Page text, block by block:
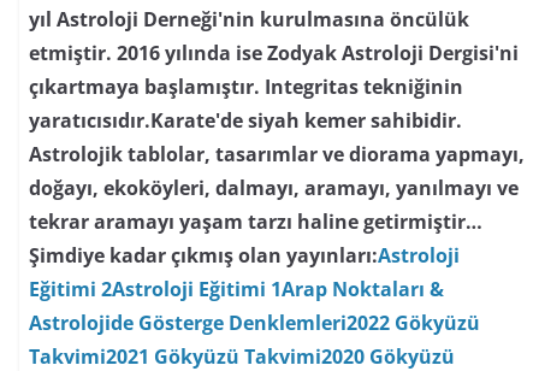
yıl Astroloji Derneği'nin kurulmasına öncülük
etmiştir. 2016 yılında ise Zodyak Astroloji Dergisi'ni
çıkartmaya başlamıştır. Integritas tekniğinin
yaratıcısıdır.Karate'de siyah kemer sahibidir.
Astrolojik tablolar, tasarımlar ve diorama yapmayı,
doğayı, ekoköyleri, dalmayı, aramayı, yanılmayı ve
tekrar aramayı yaşam tarzı haline getirmiştir…
Şimdiye kadar çıkmış olan yayınları:Astroloji
Eğitimi 2Astroloji Eğitimi 1Arap Noktaları &
Astrolojide Gösterge Denklemleri2022 Gökyüzü
Takvimi2021 Gökyüzü Takvimi2020 Gökyüzü